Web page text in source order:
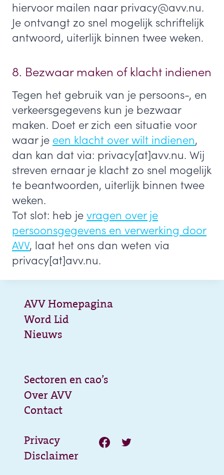
hiervoor mailen naar privacy@avv.nu.
Je ontvangt zo snel mogelijk schriftelijk
antwoord, uiterlijk binnen twee weken.
8. Bezwaar maken of klacht indienen
Tegen het gebruik van je persoons-, en
verkeersgegevens kun je bezwaar
maken. Doet er zich een situatie voor
waar je een klacht over wilt indienen,
dan kan dat via: privacy[at]avv.nu. Wij
streven ernaar je klacht zo snel mogelijk
te beantwoorden, uiterlijk binnen twee
weken.
Tot slot: heb je vragen over je
persoonsgegevens en verwerking door
AVV, laat het ons dan weten via
privacy[at]avv.nu.
AVV Homepagina
Word Lid
Nieuws
Sectoren en cao’s
Over AVV
Contact
Privacy
Disclaimer